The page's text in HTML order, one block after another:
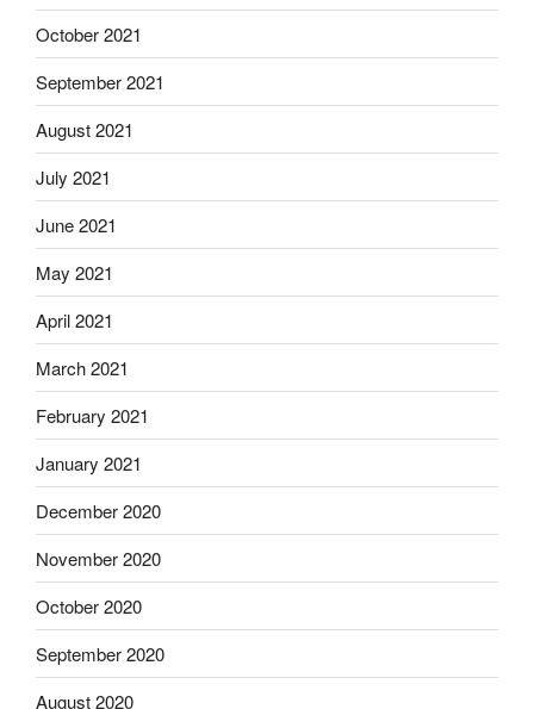
October 2021
September 2021
August 2021
July 2021
June 2021
May 2021
April 2021
March 2021
February 2021
January 2021
December 2020
November 2020
October 2020
September 2020
August 2020